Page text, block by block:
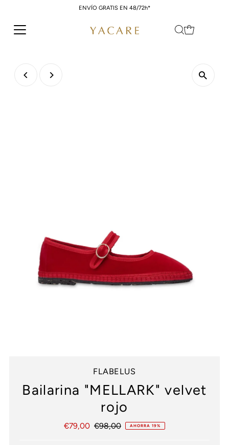
Ir directamente al contenido
ENVÍO GRATIS EN 48/72h*
FLABELUS
Bailarina "MELLARK" velvet
rojo
Precio
€79,00 Precio
€98,00 AHORRA 19%